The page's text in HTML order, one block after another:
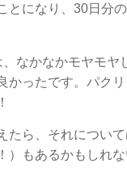
とになり、30日分
なかなかモヤモヤ
かったです。パク
たら、それについ
もあるかもしれ